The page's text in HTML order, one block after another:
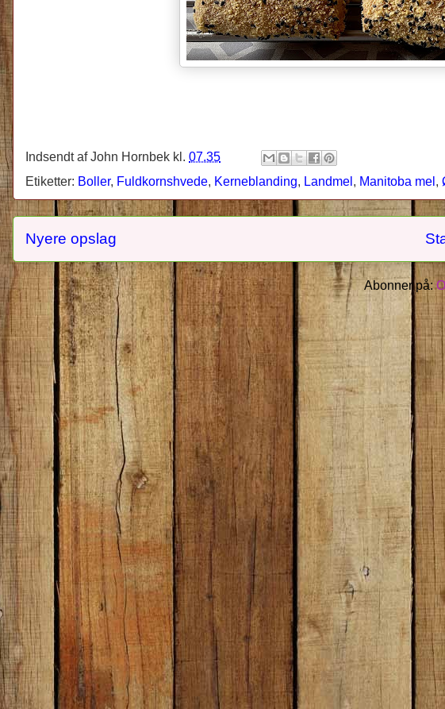
Indsendt afJohn Hornbek kl. 07.35
Etiketter: Boller, Fuldkornshvede, Kerneblanding, Landmel , Manitoba mel ,
Nyere opslag
Abonner på: